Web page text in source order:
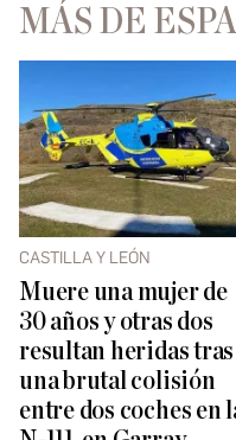
MÁS DE
CASTILLA Y LEÓN
Muere una mujer de
30 años y otras dos
resultan heridas tras
una brutal colisión
entre dos coches en